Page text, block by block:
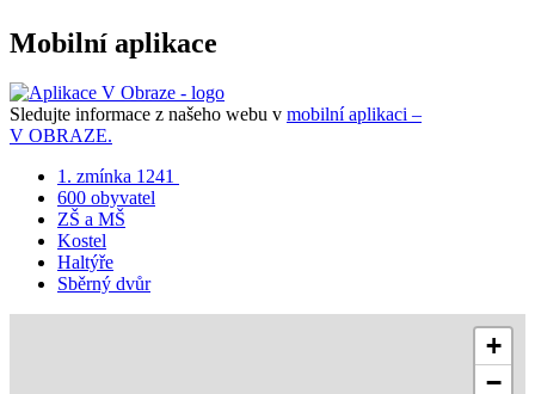
Mobilní aplikace
Sledujte informace z našeho webu v mobilní aplikaci –
V OBRAZE.
1. zmínka 1241
600 obyvatel
ZŠ a MŠ
Kostel
Haltýře
Sběrný dvůr
+
−